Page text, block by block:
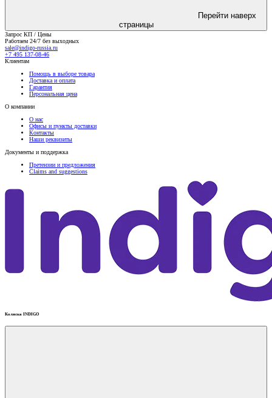
Перейти наверх
страницы
Запрос КП / Цены
Работаем 24/7 без выходных
sale@indigo-russia.ru
+7 495 137-08-46
Клиентам
Помощь в выборе товара
Доставка и оплата
Гарантия
Персональная цена
О компании
О нас
Офисы и пункты доставки
Контакты
Наши реквизиты
Документы и поддержка
Претензии и предложения
Claims and suggestions
Коляска INDIGO